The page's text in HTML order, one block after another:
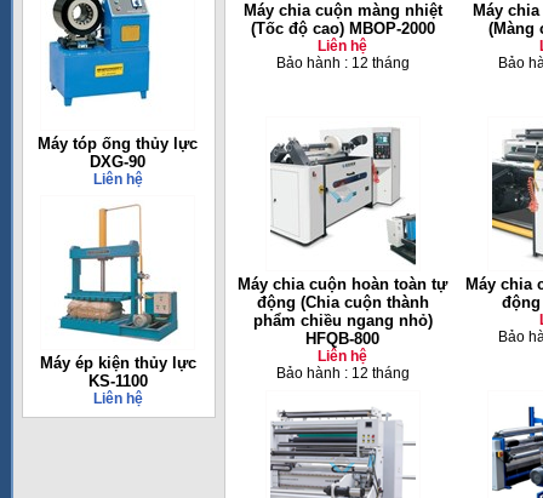
Máy tóp ống thủy lực
DXG-90
Liên hệ
Máy ép kiện thủy lực
KS-1100
Liên hệ
Máy chia cuộn màng nhiệt
(Tốc độ cao) MBOP-2000
Liên hệ
Bảo hành : 12 tháng
Máy
(Màng
Bảo
Máy chia cuộn hoàn toàn tự
động (Chia cuộn thành
phẩm chiều ngang nhỏ)
HFQB-800
Liên hệ
Bảo hành : 12 tháng
Máy chia
động
Bảo